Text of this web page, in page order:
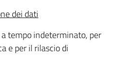
dei dati
tempo indeterminato, per
e per il rilascio di